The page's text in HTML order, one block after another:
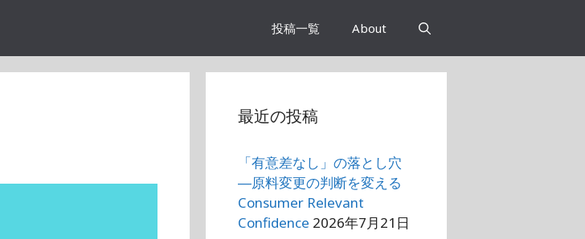
投稿一覧 About
最近の投稿
「有意差なし」の落とし穴
―原料変更の判断を変える
Consumer Relevant
Confidence 2026年7月21日